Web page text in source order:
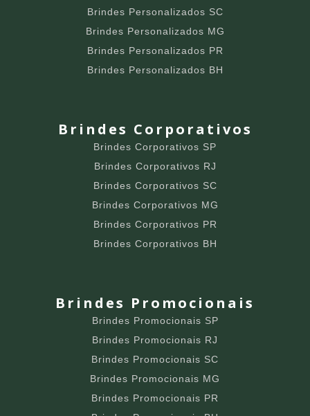
Brindes Personalizados SC
Brindes Personalizados MG
Brindes Personalizados PR
Brindes Personalizados BH
Brindes Corporativos
Brindes Corporativos SP
Brindes Corporativos RJ
Brindes Corporativos SC
Brindes Corporativos MG
Brindes Corporativos PR
Brindes Corporativos BH
Brindes Promocionais
Brindes Promocionais SP
Brindes Promocionais RJ
Brindes Promocionais SC
Brindes Promocionais MG
Brindes Promocionais PR